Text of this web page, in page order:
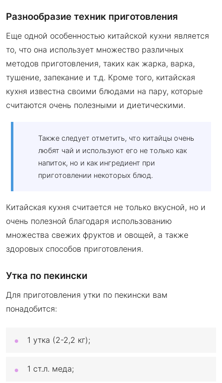
Разнообразие техник приготовления
Еще одной особенностью китайской кухни является
то, что она использует множество различных
методов приготовления, таких как жарка, варка,
тушение, запекание и т.д. Кроме того, китайская
кухня известна своими блюдами на пару, которые
считаются очень полезными и диетическими.
Также следует отметить, что китайцы очень
любят чай и используют его не только как
напиток, но и как ингредиент при
приготовлении некоторых блюд.
Китайская кухня считается не только вкусной, но и
очень полезной благодаря использованию
множества свежих фруктов и овощей, а также
здоровых способов приготовления.
Утка по пекински
Для приготовления утки по пекински вам
понадобится:
1 утка (2-2,2 кг);
1 ст.л. меда;